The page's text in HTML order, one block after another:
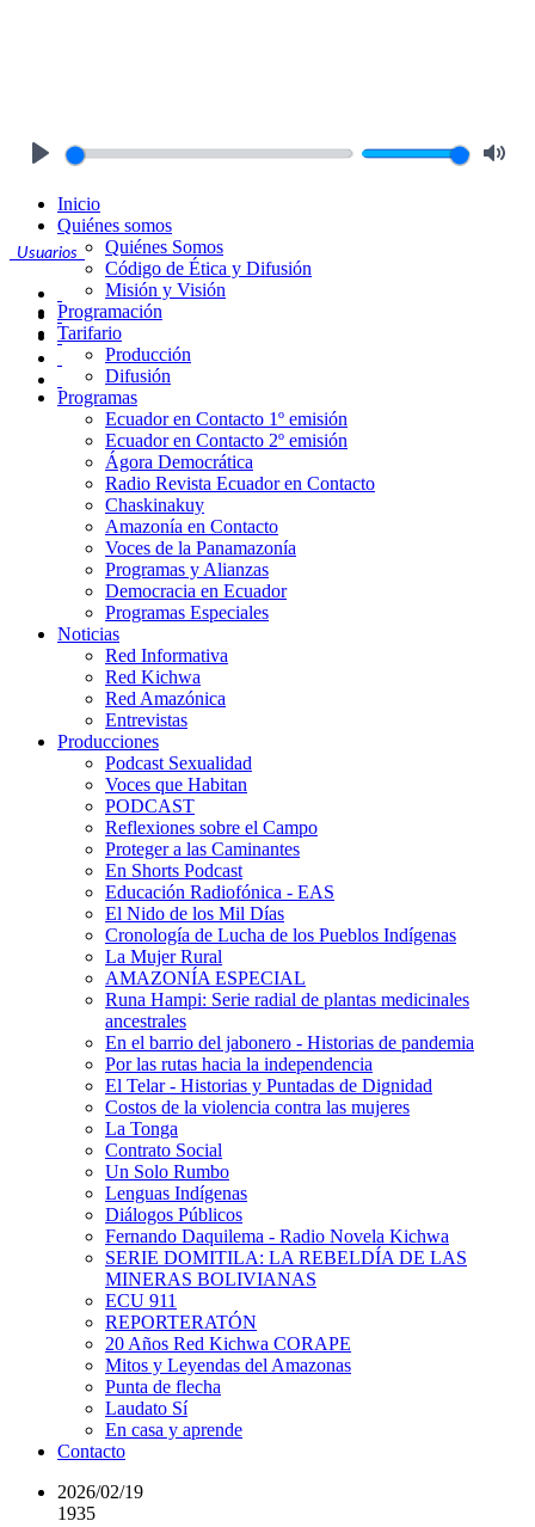
Usuarios
Inicio
Quiénes somos
Quiénes Somos
Código de Ética y Difusión
Misión y Visión
Programación
Tarifario
Producción
Difusión
Programas
Ecuador en Contacto 1º emisión
Ecuador en Contacto 2º emisión
Ágora Democrática
Radio Revista Ecuador en Contacto
Chaskinakuy
Amazonía en Contacto
Voces de la Panamazonía
Programas y Alianzas
Democracia en Ecuador
Programas Especiales
Noticias
Red Informativa
Red Kichwa
Red Amazónica
Entrevistas
Producciones
Podcast Sexualidad
Voces que Habitan
PODCAST
Reflexiones sobre el Campo
Proteger a las Caminantes
En Shorts Podcast
Educación Radiofónica - EAS
El Nido de los Mil Días
Cronología de Lucha de los Pueblos Indígenas
La Mujer Rural
AMAZONÍA ESPECIAL
Runa Hampi: Serie radial de plantas medicinales
ancestrales
En el barrio del jabonero - Historias de pandemia
Por las rutas hacia la independencia
El Telar - Historias y Puntadas de Dignidad
Costos de la violencia contra las mujeres
La Tonga
Contrato Social
Un Solo Rumbo
Lenguas Indígenas
Diálogos Públicos
Fernando Daquilema - Radio Novela Kichwa
SERIE DOMITILA: LA REBELDÍA DE LAS
MINERAS BOLIVIANAS
ECU 911
REPORTERATÓN
20 Años Red Kichwa CORAPE
Mitos y Leyendas del Amazonas
Punta de flecha
Laudato Sí
En casa y aprende
Contacto
2026/02/19
1935